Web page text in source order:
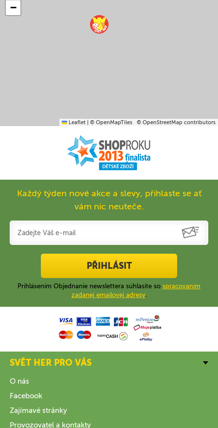
−
Leaflet © OpenMapTiles © OpenStreetMap contributors
Každý týden nové akce a slevy, přihlaste se ať
vám nic neuteče.
PŘIHLÁSIT
Prihlásením Objednanie newslettera súhlasíte so spracovaním
zadanej emailovej adresy.
SVĚT HER PRO VÁS
O nás
Facebook
Zajímavé stránky
Provozovatel a kontakty